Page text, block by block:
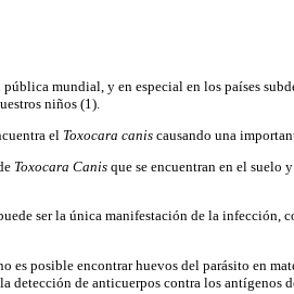
mundial, y en especial en los países
niños (1).
el Toxocara canis causando una
Toxocara Canis que se encuentran en el suelo
ser la única manifestación de la infección,
es posible encontrar huevos del parásito en
detección de anticuerpos contra los antígenos